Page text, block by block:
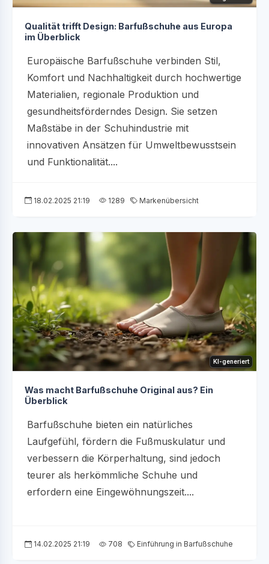
Qualität trifft Design: Barfußschuhe aus Europa
im Überblick
Europäische Barfußschuhe verbinden Stil,
Komfort und Nachhaltigkeit durch hochwertige
Materialien, regionale Produktion und
gesundheitsförderndes Design. Sie setzen
Maßstäbe in der Schuhindustrie mit
innovativen Ansätzen für Umweltbewusstsein
und Funktionalität....
18.02.2025 21:19 1289 Markenübersicht
KI-generiert
Was macht Barfußschuhe Original aus? Ein
Überblick
Barfußschuhe bieten ein natürliches
Laufgefühl, fördern die Fußmuskulatur und
verbessern die Körperhaltung, sind jedoch
teurer als herkömmliche Schuhe und
erfordern eine Eingewöhnungszeit....
14.02.2025 21:19 708 Einführung in Barfußschuhe